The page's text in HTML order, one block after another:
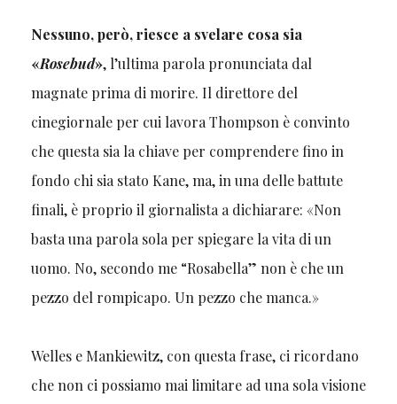
Nessuno, però, riesce a svelare cosa sia
«Rosebud», l’ultima parola pronunciata dal
magnate prima di morire. Il direttore del
cinegiornale per cui lavora Thompson è convinto
che questa sia la chiave per comprendere fino in
fondo chi sia stato Kane, ma, in una delle battute
finali, è proprio il giornalista a dichiarare: «Non
basta una parola sola per spiegare la vita di un
uomo. No, secondo me “Rosabella” non è che un
pezzo del rompicapo. Un pezzo che manca.»
Welles e Mankiewitz, con questa frase, ci ricordano
che non ci possiamo mai limitare ad una sola visione